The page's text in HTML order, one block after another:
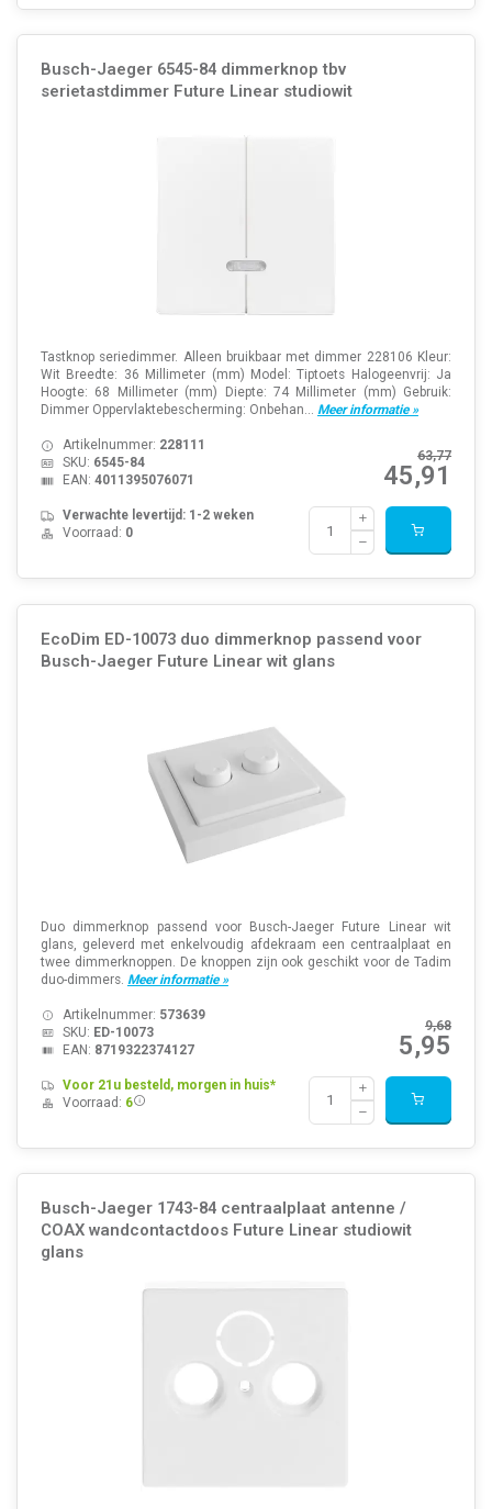
Busch-Jaeger 6545-84 dimmerknop tbv
serietastdimmer Future Linear studiowit
Tastknop seriedimmer. Alleen bruikbaar met dimmer 228106 Kleur:
Wit Breedte: 36 Millimeter (mm) Model: Tiptoets Halogeenvrij: Ja
Hoogte: 68 Millimeter (mm) Diepte: 74 Millimeter (mm) Gebruik:
Dimmer Oppervlaktebescherming: Onbehan... Meer informatie »
63,77
45,91
Artikelnummer: 228111
SKU: 6545-84
EAN: 4011395076071
Verwachte levertijd: 1-2 weken
Voorraad: 0
EcoDim ED-10073 duo dimmerknop passend voor
Busch-Jaeger Future Linear wit glans
Duo dimmerknop passend voor Busch-Jaeger Future Linear wit
glans, geleverd met enkelvoudig afdekraam een centraalplaat en
twee dimmerknoppen. De knoppen zijn ook geschikt voor de Tadim
duo-dimmers. Meer informatie »
9,68
5,95
Artikelnummer: 573639
SKU: ED-10073
EAN: 8719322374127
Voor 21u besteld, morgen in huis*
Voorraad: 6
Busch-Jaeger 1743-84 centraalplaat antenne /
COAX wandcontactdoos Future Linear studiowit
glans